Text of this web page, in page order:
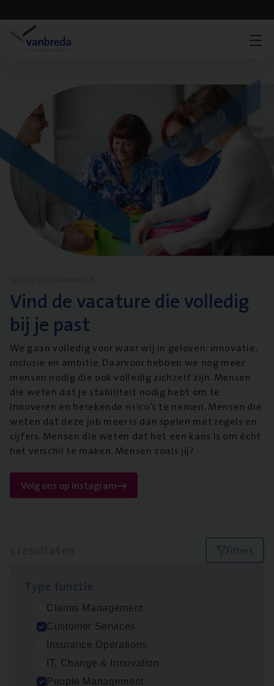
Vind de vacature die volledig
bij je past
We gaan volledig voor waar wij in geloven: innovatie,
inclusie en ambitie. Daarvoor hebben we nog meer
mensen nodig die ook volledig zichzelf zijn. Mensen
die weten dat je stabiliteit nodig hebt om te
innoveren en berekende risico’s te nemen. Mensen die
weten dat deze job meer is dan spelen met regels en
cijfers. Mensen die weten dat het een kans is om écht
het verschil te maken. Mensen zoals jij?
Volg ons op instagram
Filters
Claims Management
Customer Services
Insurance Operations
IT, Change & Innovation
People Management
Insu­ran­ce Bro­kerKMO
Antwerpen